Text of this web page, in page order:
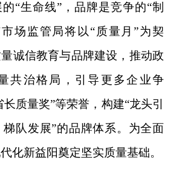
“生命线”，品牌是竞争的“制
场监管局将以“质量月”为契
诚信教育与品牌建设，推动政
共治格局，引导更多企业争
长质量奖”等荣誉，构建“龙头引
队发展”的品牌体系。为全面
化新益阳奠定坚实质量基础。